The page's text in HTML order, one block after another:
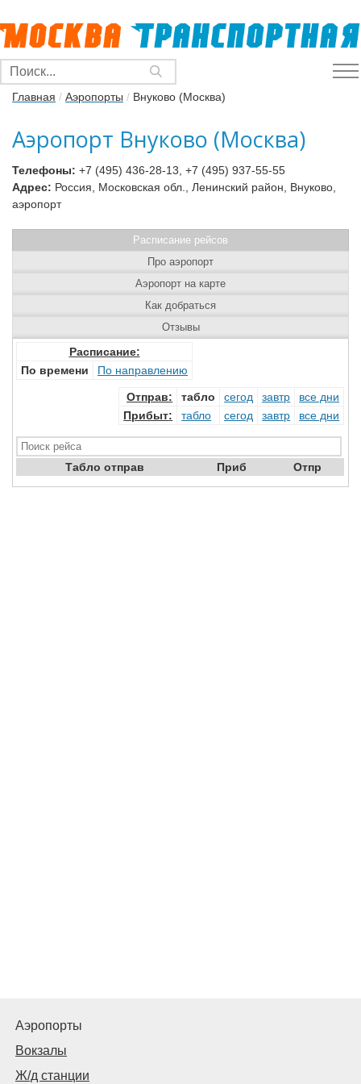
Главная / Аэропорты / Внуково (Москва)
Аэропорт Внуково (Москва)
Телефоны: +7 (495) 436-28-13, +7 (495) 937-55-55
Адрес: Россия, Московская обл., Ленинский район, Внуково,
аэропорт
Расписание рейсов
Расписание:
По времени
По направлению
Отправ: табло сегод завтр
все дни
Прибыт: табло сегод завтр все дни
Табло отправ Приб Отпр
Про аэропорт
Аэропорт на карте
Как добраться
Отзывы
Аэропорты
Вокзалы
Ж/д станции